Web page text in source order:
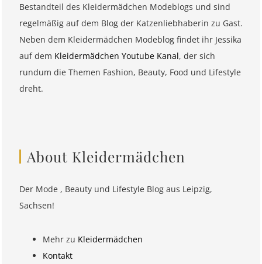
Bestandteil des Kleidermädchen Modeblogs und sind
regelmäßig auf dem Blog der Katzenliebhaberin zu Gast.
Neben dem Kleidermädchen Modeblog findet ihr Jessika
auf dem Kleidermädchen Youtube Kanal, der sich
rundum die Themen Fashion, Beauty, Food und Lifestyle
dreht.
About Kleidermädchen
Der Mode , Beauty und Lifestyle Blog aus Leipzig,
Sachsen!
Mehr zu Kleidermädchen
Kontakt